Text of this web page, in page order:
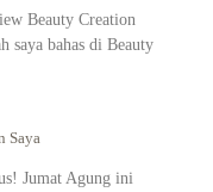
Beauty Creation
saya bahas di Beauty
Saya
Jumat Agung ini